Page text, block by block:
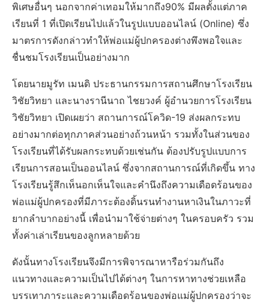
พิเศษอื่นๆ นอกจากค่าเทอมให้มากถึง90% มีผลตั้งแต่ภาค
เรียนที่ 1 ที่เปิดเรียนไปแล้วในรูปแบบออนไลน์ (Online) ซึ่ง
มาตรการดังกล่าวทำให้พ่อแม่ผู้ปกครองต่างพึงพอใจและ
ชื่นชมโรงเรียนเป็นอย่างมาก
โดยนายมูรัท เมนดิ ประธานกรรมการสถานศึกษาโรงเรียน
วิชัยวิทยา และนางรานีนาถ ไชยวงค์ ผู้อำนวยการโรงเรียน
วิชัยวิทยา เปิดเผยว่า สถานการณ์โควิด-19 ส่งผลกระทบ
อย่างมากต่อทุกภาคส่วนอย่างถ้วนหน้า รวมทั้งในส่วนของ
โรงเรียนที่ได้รับผลกระทบด้วยเช่นกัน ต้องปรับรูปแบบการ
เรียนการสอนเป็นออนไลน์ ซึ่งจากสถานการณ์ที่เกิดขึ้น ทาง
โรงเรียนรู้สึกเห็นอกเห็นใจและคำนึงถึงความเดือดร้อนของ
พ่อแม่ผู้ปกครองที่มีภาระต้องดิ้นรนทำงานหาเงินในภาวะที่
ยากลำบากอย่างนี้ เพื่อนำมาใช้จ่ายต่างๆ ในครอบครัว รวม
ทั้งค่าเล่าเรียนของลูกหลายด้วย
ดังนั้นทางโรงเรียนจึงมีการพิจารณาหารือร่วมกันถึง
แนวทางและความเป็นไปได้ต่างๆ ในการหาทางช่วยเหลือ
บรรเทาภาระและความเดือดร้อนของพ่อแม่ผู้ปกครองว่าจะ